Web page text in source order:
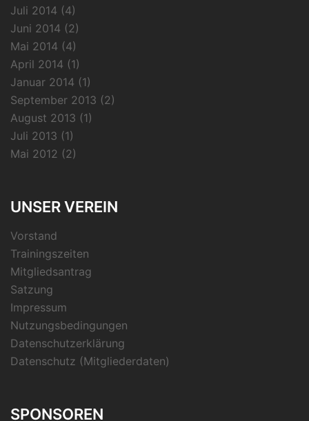
Juli 2014 (4)
Juni 2014 (2)
Mai 2014 (4)
April 2014 (1)
Januar 2014 (1)
September 2013 (2)
August 2013 (1)
Juli 2013 (1)
Mai 2012 (2)
UNSER VEREIN
Vorstand
Trainingszeiten
Mitgliedsantrag
Satzung
Impressum
Nutzungsbedingungen
Datenschutzerklärung
Datenschutz (Mitgliederdaten)
SPONSOREN